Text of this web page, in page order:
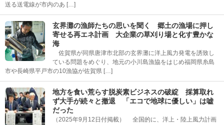
送る送電線が市内のあ […]
玄界灘の漁師たちの思いを聞く 郷土の漁場に押し
寄せる再エネ計画 大企業の草刈り場と化す豊かな
海
佐賀県が同県唐津市北部の玄界灘に洋上風力発電を誘致し
ている問題をめぐり、地元の小川島漁協をはじめ福岡県糸島
市や長崎県平戸市の10漁協が佐賀県 […]
地方を食い荒らす脱炭素ビジネスの破綻 採算取れ
ず大手が続々と撤退 「エコで地球に優しい」は嘘
だった
（2025年9月12日付掲載） 全国的に、洋上・陸上風力計画